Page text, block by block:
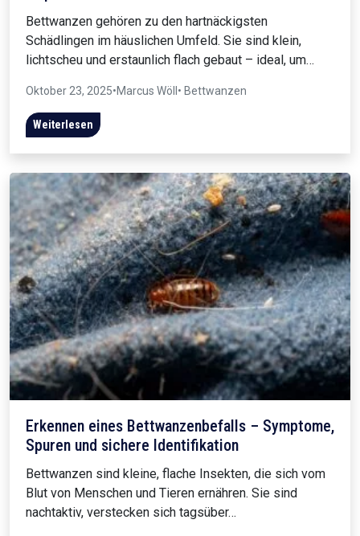
Bettwanzen gehören zu den hartnäckigsten
Schädlingen im häuslichen Umfeld. Sie sind klein,
lichtscheu und erstaunlich flach gebaut – ideal, um…
Oktober 23, 2025•Marcus Wöll • Bettwanzen
Weiterlesen
Erkennen eines Bettwanzenbefalls – Symptome,
Spuren und sichere Identifikation
Bettwanzen sind kleine, flache Insekten, die sich vom
Blut von Menschen und Tieren ernähren. Sie sind
nachtaktiv, verstecken sich tagsüber…